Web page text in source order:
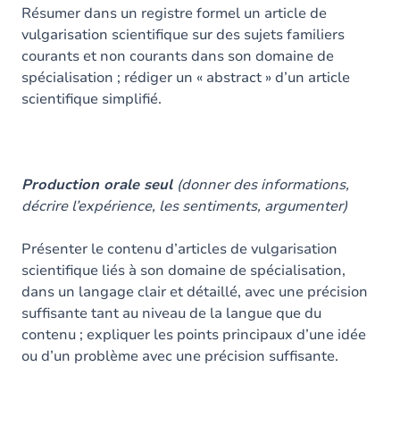
Résumer dans un registre formel un article de
vulgarisation scientifique sur des sujets familiers
courants et non courants dans son domaine de
spécialisation ; rédiger un « abstract » d’un article
scientifique simplifié.
Production orale seul (donner des informations,
décrire l’expérience, les sentiments, argumenter)
Présenter le contenu d’articles de vulgarisation
scientifique liés à son domaine de spécialisation,
dans un langage clair et détaillé, avec une précision
suffisante tant au niveau de la langue que du
contenu ; expliquer les points principaux d’une idée
ou d’un problème avec une précision suffisante.